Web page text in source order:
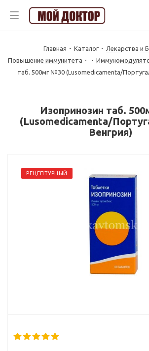
Главная - Каталог - Лекарства и
Повышение иммунитета
-
таб. 500мг №30 (Lusomedicamenta/
Изопринозин таб.
(Lusomedicamenta/
Венгрия)
РЕЦЕПТУРНЫЙ